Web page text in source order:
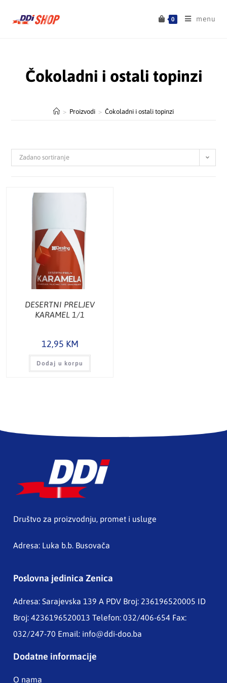
0 menu
Čokoladni i ostali topinzi
> Proizvodi > Čokoladni i ostali topinzi
Zadano sortiranje
DESERTNI PRELJEV
KARAMEL 1/1
12,95 KM
Dodaj u korpu
Društvo za proizvodnju, promet i usluge
Adresa: Luka b.b. Busovača
Poslovna jedinica Zenica
Adresa: Sarajevska 139 A PDV Broj: 236196520005 ID
Broj: 4236196520013 Telefon: 032/406-654 Fax:
032/247-70 Email: info@ddi-doo.ba
Dodatne informacije
O nama